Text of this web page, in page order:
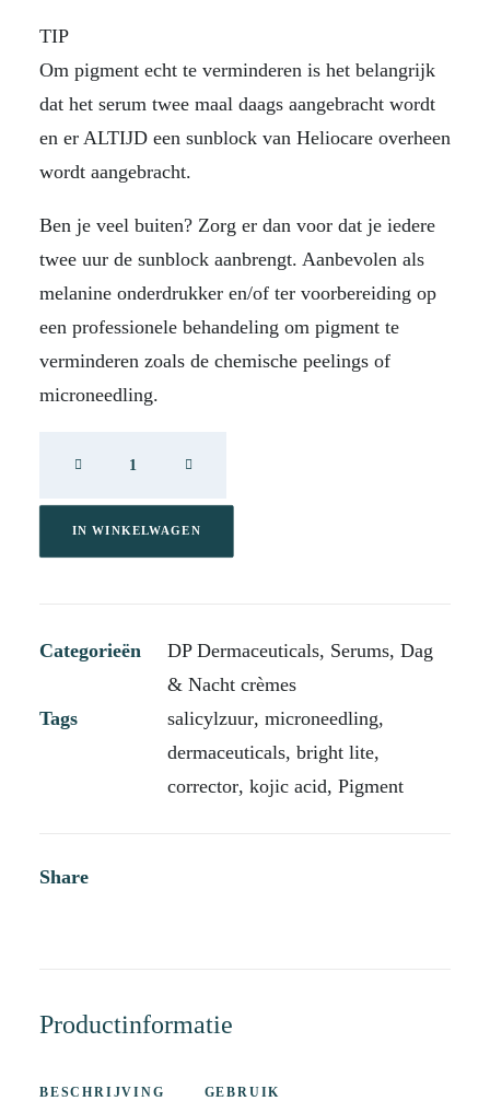
TIP
Om pigment echt te verminderen is het belangrijk
dat het serum twee maal daags aangebracht wordt
en er ALTIJD een sunblock van Heliocare overheen
wordt aangebracht.
Ben je veel buiten? Zorg er dan voor dat je iedere
twee uur de sunblock aanbrengt. Aanbevolen als
melanine onderdrukker en/of ter voorbereiding op
een professionele behandeling om pigment te
verminderen zoals de chemische peelings of
microneedling.
IN WINKELWAGEN
Categorieën DP Dermaceuticals, Serums, Dag
& Nacht crèmes
Tags
salicylzuur, microneedling,
dermaceuticals, bright lite,
corrector, kojic acid, Pigment
Share
Productinformatie
BESCHRIJVING GEBRUIK